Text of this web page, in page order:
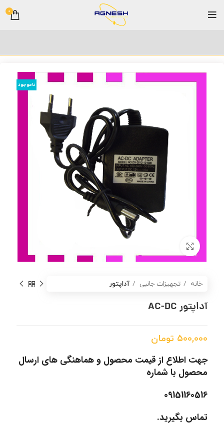
0
ناموجود
خانه تجهیزات جانبی آداپتور
آداپتور AC-DC
500,000 تومان
جهت اطلاع از قیمت محصول و هماهنگی های ارسال
محصول با شماره
09151160516
تماس بگیرید.